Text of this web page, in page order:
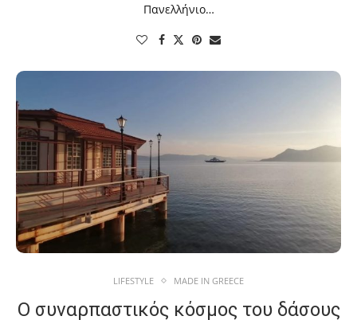
Πανελλήνιο…
LIFESTYLE MADE IN GREECE
Ο συναρπαστικός κόσμος του δάσους